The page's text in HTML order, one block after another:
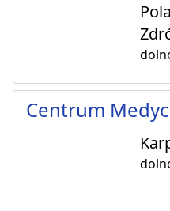
Centrum